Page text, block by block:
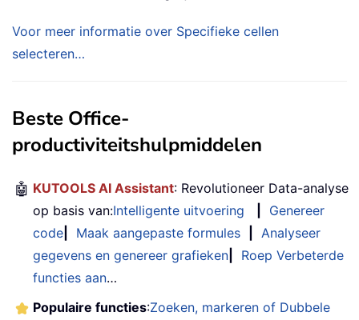
Voor meer informatie over Specifieke cellen
selecteren…
Beste Office-
productiviteitshulpmiddelen
🤖 KUTOOLS AI Assistant: Revolutioneer Data-analyse
op basis van:Intelligente uitvoering
Genereer
code
Maak aangepaste formules
Analyseer
gegevens en genereer grafieken
Roep Verbeterde
functies aan…
Populaire functies:Zoeken, markeren of Dubbele